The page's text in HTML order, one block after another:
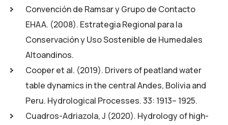
Convención de Ramsar y Grupo de Contacto
EHAA. (2008). Estrategia Regional para la
Conservación y Uso Sostenible de Humedales
Altoandinos.
Cooper et al. (2019). Drivers of peatland water
table dynamics in the central Andes, Bolivia and
Peru. Hydrological Processes. 33: 1913– 1925.
Cuadros-Adriazola, J (2020). Hydrology of high-